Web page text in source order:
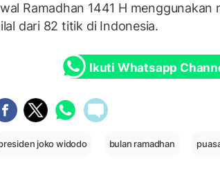
Ramadhan 1441 H
dari 82 titik di Indonesia.
Ikuti Whatsapp
joko widodo bulan ramadhan